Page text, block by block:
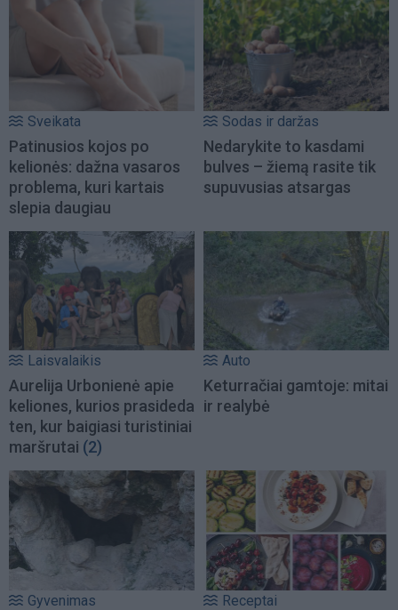
Sveikata
Patinusios kojos po
kelionės: dažna vasaros
problema, kuri kartais
slepia daugiau
Sodas ir daržas
Nedarykite to kasdami
bulves – žiemą rasite tik
supuvusias atsargas
Laisvalaikis
Aurelija Urbonienė apie
keliones, kurios prasideda
ten, kur baigiasi turistiniai
maršrutai (2)
Auto
Keturračiai gamtoje: mitai
ir realybė
Gyvenimas Receptai